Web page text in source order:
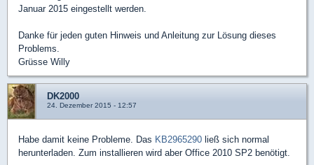
Januar 2015 eingestellt werden.
Danke für jeden guten Hinweis und Anleitung zur Lösung dieses
Problems.
Grüsse Willy
DK2000
24. Dezember 2015 - 12:57
Habe damit keine Probleme. Das KB2965290 ließ sich normal
herunterladen. Zum installieren wird aber Office 2010 SP2 benötigt.